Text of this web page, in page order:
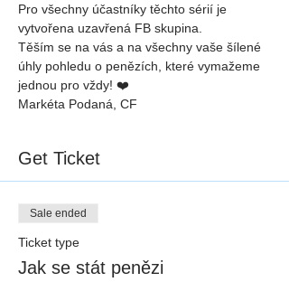
Pro všechny účastníky těchto sérií je
vytvořena uzavřená FB skupina.
Těším se na vás a na všechny vaše šílené
úhly pohledu o penězích, které vymažeme
jednou pro vždy! ❤️
Markéta Podaná, CF
Get Ticket
Sale ended
Ticket type
Jak se stát penězi